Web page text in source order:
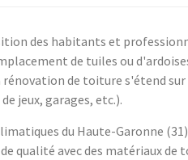
des habitants et
de tuiles ou
de toiture s'étend sur
jeux, garages, etc.).
du Haute-Garonne
qualité avec des matériaux de